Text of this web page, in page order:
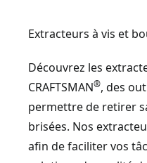
Extracteurs à vis et
Découvrez les
CRAFTSMAN®, des
permettre de retirer
brisées. Nos
afin de faciliter vos